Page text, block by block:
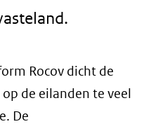
Rocov dicht de
de eilanden te veel
De